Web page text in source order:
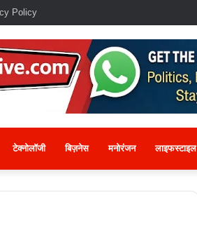
Policy
टेक्नोलॉजी बिज़नेस मनोरंजन लाइफस्टाइल